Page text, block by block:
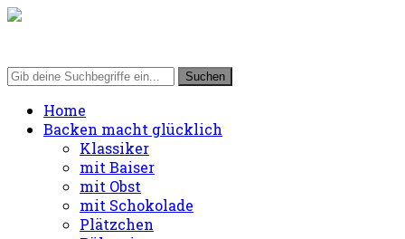
Home
Backen macht glücklich
Klassiker
mit Baiser
mit Obst
mit Schokolade
Plätzchen